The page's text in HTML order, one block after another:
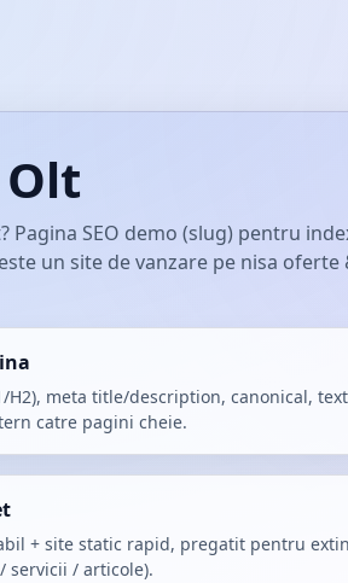
Pagina SEO demo (slug) pentru
un site de vanzare pe nisa oferte
H2), meta title/description, canonical, text
catre pagini cheie.
+ site static rapid, pregatit pentru
servicii / articole).